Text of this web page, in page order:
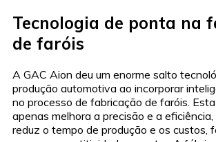
Tecnologia de ponta na
de faróis
A GAC Aion deu um enorme salto
produção automotiva ao incorporar
no processo de fabricação de faróis.
apenas melhora a precisão e a
reduz o tempo de produção e os custos,